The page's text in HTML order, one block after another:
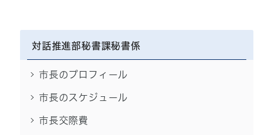
対話推進部秘書課秘書係
市長のプロフィール
市長のスケジュール
市長交際費